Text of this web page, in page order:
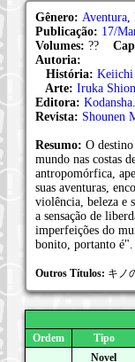
Gênero: Aventura
Publicação: 17/
Volumes: ??
Autoria:
História: Keiichi
Arte: Iruka
Editora: Kodansha
Revista: Shounen
Resumo: O
mundo nas costas
antropomórfica,
suas aventuras,
violência, beleza e
a sensação de
imperfeições do
bonito, portanto é".
Outros Títulos: キノ
Ordem
Tipo
Novel